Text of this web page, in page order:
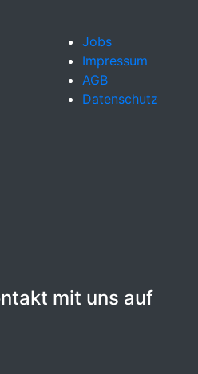
Jobs
Impressum
AGB
Datenschutz
mit uns auf